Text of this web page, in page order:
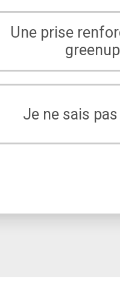
Une prise
Je ne sais